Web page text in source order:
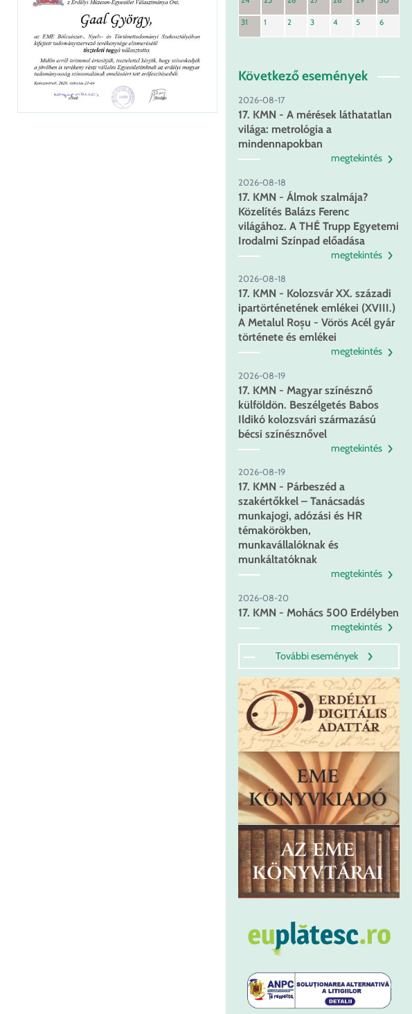
31 1 2 3 4 5 6
Következő események
2026-08-17
17. KMN - A mérések láthatatlan
világa: metrológia a
mindennapokban
megtekintés
2026-08-18
17. KMN - Álmok szalmája?
Közelítés Balázs Ferenc
világához. A THÉ Trupp Egyetemi
Irodalmi Színpad előadása
megtekintés
2026-08-18
17. KMN - Kolozsvár XX. századi
ipartörténetének emlékei (XVIII.)
A Metalul Roșu - Vörös Acél gyár
története és emlékei
megtekintés
2026-08-19
17. KMN - Magyar színésznő
külföldön. Beszélgetés Babos
Ildikó kolozsvári származású
bécsi színésznővel
megtekintés
2026-08-19
17. KMN - Párbeszéd a
szakértőkkel – Tanácsadás
munkajogi, adózási és HR
témakörökben,
munkavállalóknak és
munkáltatóknak
megtekintés
2026-08-20
17. KMN - Mohács 500 Erdélyben
megtekintés
További események